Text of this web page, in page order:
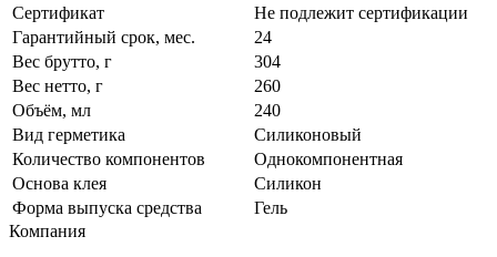
Сертификат
Не подлежит сертификации
Гарантийный срок, мес.
24
Вес брутто, г
304
Вес нетто, г
260
Объём, мл
240
Вид герметика
Силиконовый
Количество компонентов
Однокомпонентная
Основа клея
Силикон
Форма выпуска средства
Гель
Компания